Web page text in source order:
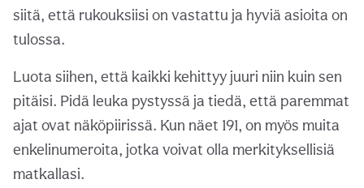
siitä, että rukouksiisi on vastattu ja hyviä asioita on
tulossa.
Luota siihen, että kaikki kehittyy juuri niin kuin sen
pitäisi. Pidä leuka pystyssä ja tiedä, että paremmat
ajat ovat näköpiirissä. Kun näet 191, on myös muita
enkelinumeroita, jotka voivat olla merkityksellisiä
matkallasi.